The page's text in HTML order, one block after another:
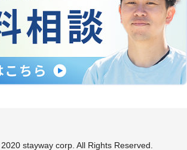
stayway corp. All Rights Reserved.